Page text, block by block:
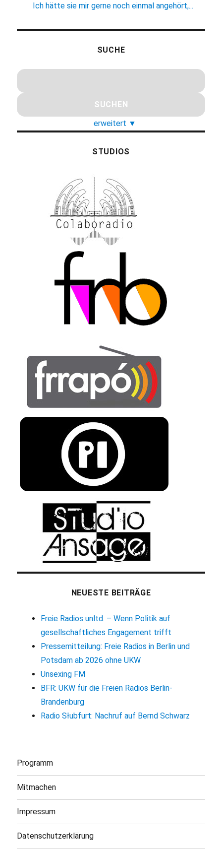
Ich hätte sie mir gerne noch einmal angehört,...
SUCHE
erweitert ▼
STUDIOS
NEUESTE BEITRÄGE
Freie Radios unltd. – Wenn Politik auf
gesellschaftliches Engagement trifft
Pressemitteilung: Freie Radios in Berlin und
Potsdam ab 2026 ohne UKW
Unsexing FM
BFR: UKW für die Freien Radios Berlin-
Brandenburg
Radio Słubfurt: Nachruf auf Bernd Schwarz
Programm
Mitmachen
Impressum
Datenschutzerklärung